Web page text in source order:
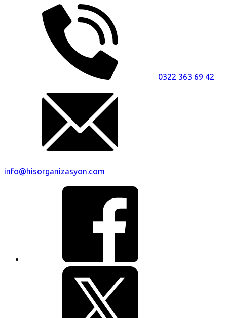
0322 363 69 42
info@hisorganizasyon.com